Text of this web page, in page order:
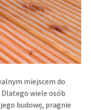
miejscem do
wiele osób
budowę, pragnie